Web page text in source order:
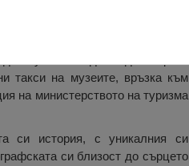
културни и природни
Тук може да бъда открита
такси на музеите, връзка към
на министерството на туризма
си история, с уникалния си
си близост до сърцето